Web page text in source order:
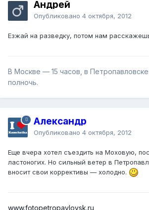
Андрей
Опубликовано 4 октября, 2012
Езжай на разведку, потом нам
В Москве — 15 часов, в
полночь.
Александр
Опубликовано 4 октября, 2012
Еще вчера хотел съездить на Моховую,
ластоногих. Но сильный ветер в
вносит свои коррективы — холодно.
www.fotopetropavlovsk.ru